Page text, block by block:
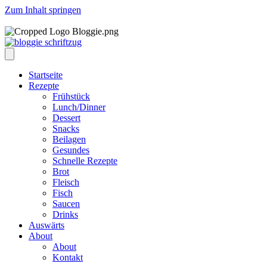
Zum Inhalt springen
Startseite
Rezepte
Frühstück
Lunch/Dinner
Dessert
Snacks
Beilagen
Gesundes
Schnelle Rezepte
Brot
Fleisch
Fisch
Saucen
Drinks
Auswärts
About
About
Kontakt